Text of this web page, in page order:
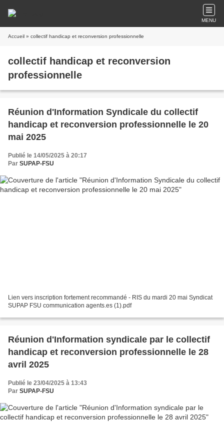
MENU
Accueil » collectif handicap et reconversion professionnelle
collectif handicap et reconversion
professionnelle
Réunion d'Information Syndicale du collectif
handicap et reconversion professionnelle le 20
mai 2025
Publié le 14/05/2025 à 20:17
Par SUPAP-FSU
Lien vers inscription fortement recommandé - RIS du mardi 20 mai Syndicat
SUPAP FSU communication agents.es (1).pdf
Réunion d'Information syndicale par le collectif
handicap et reconversion professionnelle le 28
avril 2025
Publié le 23/04/2025 à 13:43
Par SUPAP-FSU